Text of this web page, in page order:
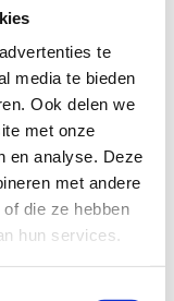
te
media te bieden
Ook delen we
met onze
en analyse. Deze
met andere
die ze hebben
hun services.
de
waar
in spannende
bent of een